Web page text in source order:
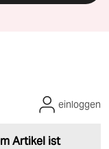
Artikel ist
einloggen